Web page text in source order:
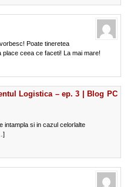
Poate tineretea
ceea ce faceti! La mai mare!
Logistica – ep. 3 | Blog PC
intampla si in cazul celorlalte